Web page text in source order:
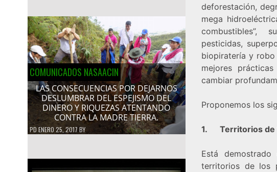
COMUNICADOS NASAACIN
LAS CONSECUENCIAS POR DEJARNOS
DESLUMBRAR DEL ESPEJISMO DEL
DINERO Y RIQUEZAS ATENTANDO
CONTRA LA MADRE TIERRA.
PDENERO 25, 2017 BY
deforestación,
mega
combustibles”,
pesticidas,
biopiratería y robo
mejores
cambiar
Proponemos los
1. Territorios de
Está
territorios de los